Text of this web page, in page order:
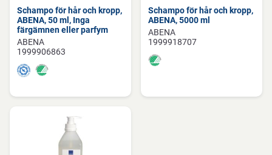
Schampo för hår och kropp,
ABENA, 50 ml, Inga
färgämnen eller parfym
ABENA
1999906863
Schampo för hår och kropp,
ABENA, 5000 ml
ABENA
1999918707